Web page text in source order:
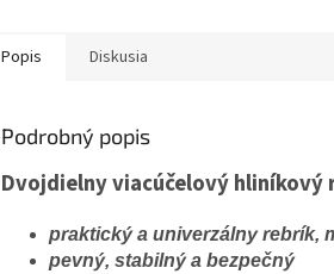
Popis Diskusia
Podrobný popis
Dvojdielny viacúčelový hliníkový
praktický a univerzálny rebrík,
pevný, stabilný a bezpečný